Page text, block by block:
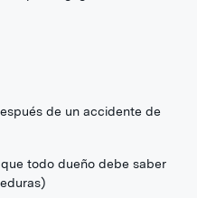
de un accidente de
todo dueño debe saber